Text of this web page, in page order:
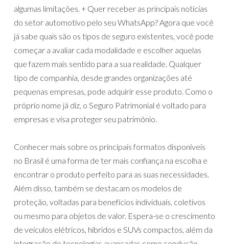
algumas limitações. + Quer receber as principais notícias
do setor automotivo pelo seu WhatsApp? Agora que você
já sabe quais são os tipos de seguro existentes, você pode
começar a avaliar cada modalidade e escolher aquelas
que fazem mais sentido para a sua realidade. Qualquer
tipo de companhia, desde grandes organizações até
pequenas empresas, pode adquirir esse produto. Como o
próprio nome já diz, o Seguro Patrimonial é voltado para
empresas e visa proteger seu patrimônio.
Conhecer mais sobre os principais formatos disponíveis
no Brasil é uma forma de ter mais confiança na escolha e
encontrar o produto perfeito para as suas necessidades.
Além disso, também se destacam os modelos de
proteção, voltadas para benefícios individuais, coletivos
ou mesmo para objetos de valor. Espera-se o crescimento
de veículos elétricos, híbridos e SUVs compactos, além da